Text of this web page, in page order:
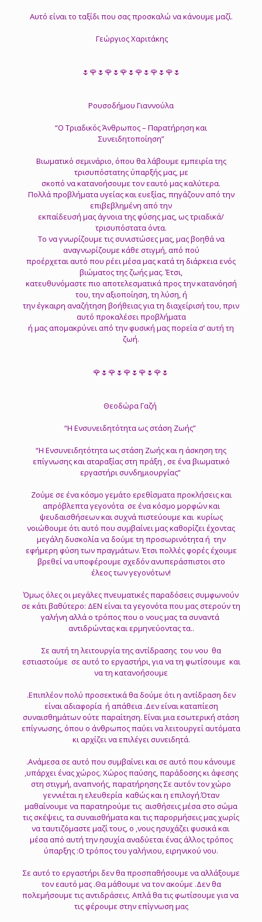
Αυτό είναι το ταξίδι που σας προσκαλώ να κάνουμε μαζί.
Γεώργιος Χαριτάκης
🌷🌹🌷🌹🌷🌹🌷🌹🌷🌹🌷🌹🌷
Ρουσοδήμου Γιαννούλα
“Ο Τριαδικός Άνθρωπος – Παρατήρηση και
Συνειδητοποίηση”
Βιωματικό σεμινάριο, όπου θα λάβουμε εμπειρία της
τρισυπόστατης ύπαρξής μας, με
σκοπό να κατανοήσουμε τον εαυτό μας καλύτερα.
Πολλά προβλήματα υγείας και ευεξίας, πηγάζουν από την
επιβεβλημένη από την
εκπαίδευσή μας άγνοια της φύσης μας, ως τριαδικά/
τρισυπόστατα όντα.
Το να γνωρίζουμε τις συνιστώσες μας, μας βοηθά να
αναγνωρίζουμε κάθε στιγμή, από πού
προέρχεται αυτό που ρέει μέσα μας κατά τη διάρκεια ενός
βιώματος της ζωής μας. Έτσι,
κατευθυνόμαστε πιο αποτελεσματικά προς την κατανόησή
του, την αξιοποίηση, τη λύση, ή
την έγκαιρη αναζήτηση βοήθειας για τη διαχείρισή του, πριν
αυτό προκαλέσει προβλήματα
ή μας απομακρύνει από την φυσική μας πορεία σ’ αυτή τη
ζωή.
🌹🌷🌹🌷🌹🌷🌹🌷🌹🌷
Θεοδώρα Γαζή
“Η Ενσυνειδητότητα ως στάση Ζωής”
“Η Ενσυνειδητότητα ως στάση Ζωής και η άσκηση της
επίγνωσης και αταραξίας στη πράξη , σε ένα βιωματικό
εργαστήρι συνδημιουργίας”
Ζούμε σε ένα κόσμο γεμάτο ερεθίσματα προκλήσεις και
απρόβλεπτα γεγονότα σε ένα κόσμο μορφών και
ψευδαισθήσεων και συχνά πιστεύουμε και κυρίως
νοιώθουμε ότι αυτό που συμβαίνει μας καθορίζει έχοντας
μεγάλη δυσκολία να δούμε τη προσωρινότητα ή την
εφήμερη φύση των πραγμάτων. Έτσι πολλές φορές έχουμε
βρεθεί να υποφέρουμε σχεδόν ανυπεράσπιστοι στο
έλεος των γεγονότων!
Όμως όλες οι μεγάλες πνευματικές παραδόσεις συμφωνούν
σε κάτι βαθύτερο: ΔΕΝ είναι τα γεγονότα που μας στερούν τη
γαλήνη αλλά ο τρόπος που ο νους μας τα συναντά
αντιδρώντας και ερμηνεύοντας τα..
Σε αυτή τη λειτουργία της αντίδρασης του νου θα
εστιαστούμε σε αυτό το εργαστήρι, για να τη φωτίσουμε και
να τη κατανοήσουμε
.Επιπλέον πολύ προσεκτικά θα δούμε ότι η αντίδραση δεν
είναι αδιαφορία ή απάθεια .Δεν είναι καταπίεση
συναισθημάτων ούτε παραίτηση. Είναι μια εσωτερική στάση
επίγνωσης, όπου ο άνθρωπος παύει να λειτουργεί αυτόματα
κι αρχίζει να επιλέγει συνειδητά.
.Ανάμεσα σε αυτό που συμβαίνει και σε αυτό που κάνουμε
,υπάρχει ένας χώρος. Χώρος παύσης, παράδοσης κι άφεσης
στη στιγμή, αναπνοής, παρατήρησης Σε αυτόν τον χώρο
γεννιέται η ελευθερία καθώς και η επιλογή.Όταν
μαθαίνουμε να παρατηρούμε τις αισθήσεις μέσα στο σώμα
τις σκέψεις, τα συναισθήματα και τις παρορμήσεις μας χωρίς
να ταυτιζόμαστε μαζί τους, ο ,νους ησυχάζει φυσικά και
μέσα από αυτή την ησυχία αναδύεται ένας άλλος τρόπος
ύπαρξης :Ο τρόπος του γαλήνιου, ειρηνικού νου.
Σε αυτό το εργαστήρι δεν θα προσπαθήσουμε να αλλάξουμε
τον εαυτό μας .Θα μάθουμε να τον ακούμε .Δεν θα
πολεμήσουμε τις αντιδράσεις. Απλά θα τις φωτίσουμε για να
τις φέρουμε στην επίγνωση μας